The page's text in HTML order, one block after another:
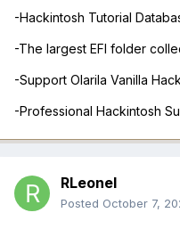
-Hackintosh Tutorial
-The largest EFI folder
-Support Olarila Vanilla
-Professional Hackintosh
RLeonel
Posted October 7,